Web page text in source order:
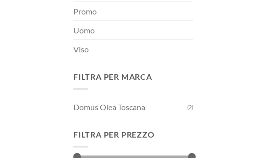
Promo
Uomo
Viso
FILTRA PER MARCA
Domus Olea Toscana (2)
FILTRA PER PREZZO